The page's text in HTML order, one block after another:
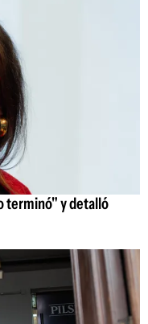
terminó" y detalló